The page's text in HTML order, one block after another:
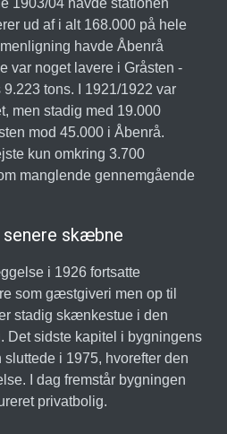
1903/04 havde stationen
ud af i alt 168.000 på hele
havde Åbenrå
var noget lavere i Gråsten -
tons. I 1921/1922 var
men stadig med 19.000
mod 45.000 i Åbenrå.
kun omkring 3.700
manglende gennemgående
senere skæbne
i 1926 fortsatte
som gæstgiveri men op til
stadig skænkestue i den
Det sidste kapitel i bygningens
i 1975, hvorefter den
I dag fremstår bygningen
privatbolig.